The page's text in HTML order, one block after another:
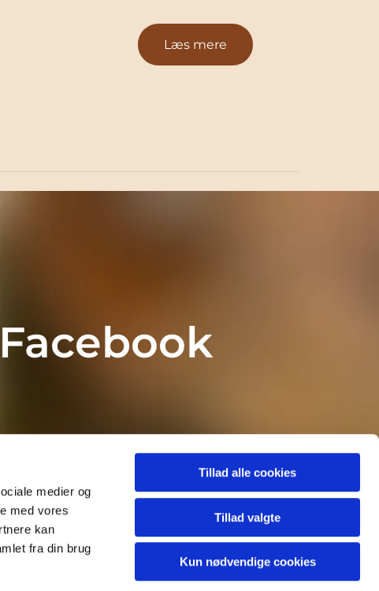
medier og
med vores
kan
fra din brug
Tillad alle cookies
Tillad valgte
Kun nødvendige cookies
Læs mere